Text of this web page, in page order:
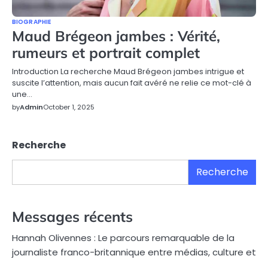
BIOGRAPHIE
Maud Brégeon jambes : Vérité,
rumeurs et portrait complet
Introduction La recherche Maud Brégeon jambes intrigue et
suscite l’attention, mais aucun fait avéré ne relie ce mot-clé à
une…
byAdminOctober 1, 2025
Recherche
Recherche
Messages récents
Hannah Olivennes : Le parcours remarquable de la
journaliste franco-britannique entre médias, culture et